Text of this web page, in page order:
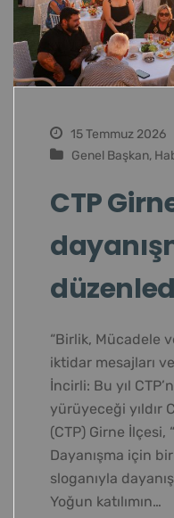
15 Temmuz 2026
Genel Başkan,
CTP
“Birlik, Mücadele
iktidar mesajları
İncirli: Bu yıl
yürüyeceği yıldır
(CTP) Girne İlçesi,
Dayanışma için
sloganıyla
Yoğun katılımın…